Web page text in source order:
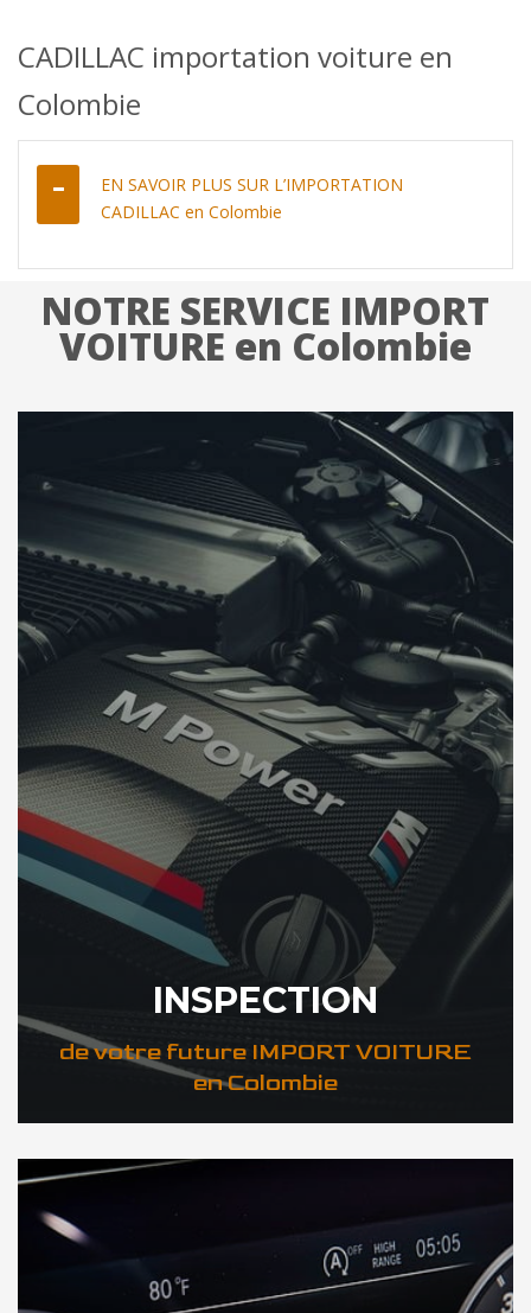
CADILLAC importation voiture en
Colombie
EN SAVOIR PLUS SUR L’IMPORTATION
CADILLAC en Colombie
NOTRE SERVICE IMPORT
VOITURE en Colombie
INSPECTION
de votre future IMPORT VOITURE
en Colombie
DÉCOUVREZ VOTRE INSPECTION AUTO en Colombie